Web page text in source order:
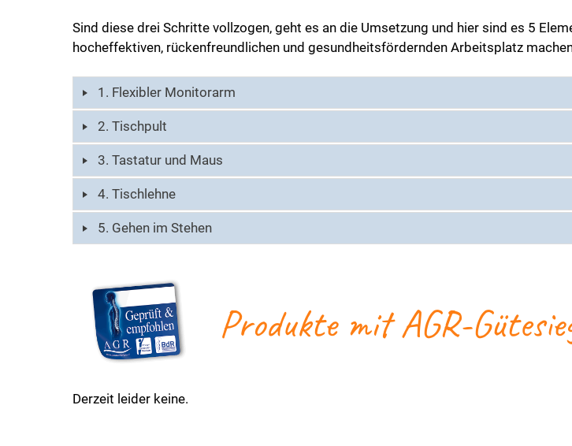
Sind diese drei Schritte vollzogen, geht es an die Umsetzung und hier sind es 5
hocheffektiven, rückenfreundlichen und gesundheitsfördernden Arbeitsplatz
1. Flexibler Monitorarm
2. Tischpult
3. Tastatur und Maus
4. Tischlehne
5. Gehen im Stehen
Produkte mit AGR-
Derzeit leider keine.